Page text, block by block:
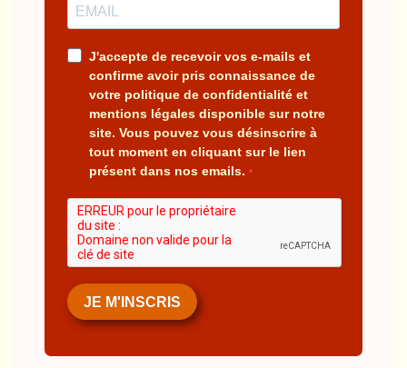
J'accepte de recevoir vos e-mails et
confirme avoir pris connaissance de
votre politique de confidentialité et
mentions légales disponible sur notre
site. Vous pouvez vous désinscrire à
tout moment en cliquant sur le lien
présent dans nos emails.
JE M'INSCRIS